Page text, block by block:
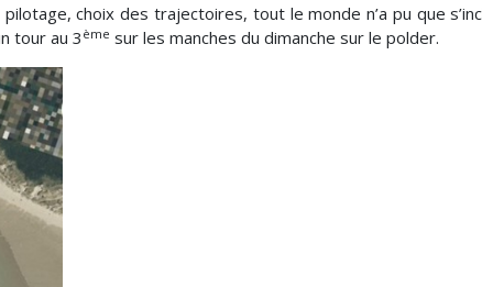
choix des trajectoires, tout le monde n’a pu que
tour au 3 ème sur les manches du dimanche sur le polder.